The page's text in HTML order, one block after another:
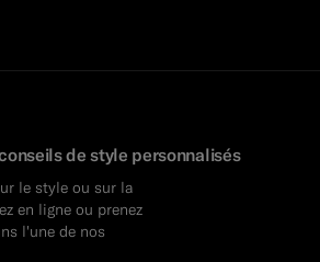
de style personnalisés
le style ou sur la
en ligne ou prenez
l'une de nos